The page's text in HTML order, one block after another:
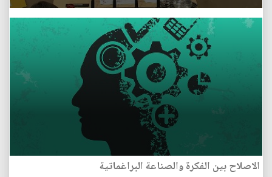
الاصلاح بين الفكرة والصناعة البراغماتية